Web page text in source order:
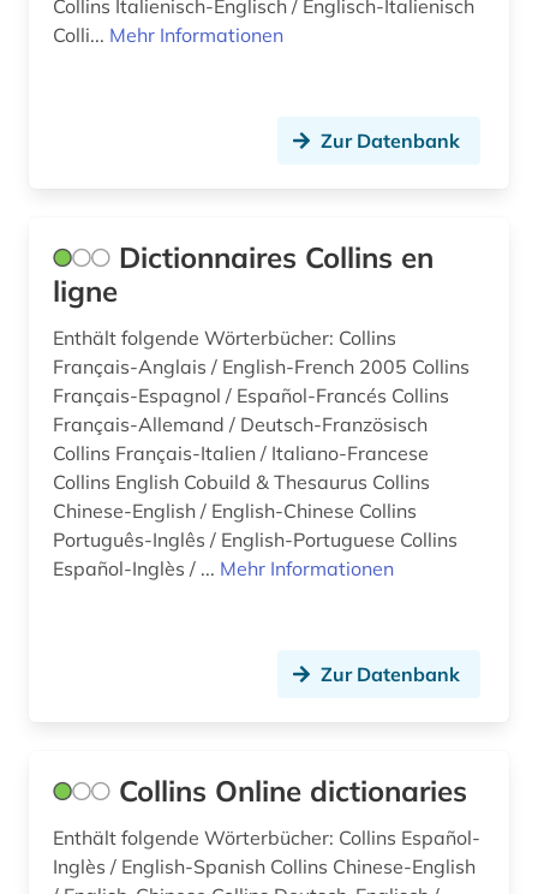
mikroelektronik (1)
mundart (3)
musik (1)
musikdruck (1)
n-gramm (2)
name (2)
naturwissenschaften (1)
nepali (1)
nigeria (1)
onkologie (1)
Collins Italienisch-Englisch / Englisch-Italienisch
Colli... Mehr Informationen
Zur Datenbank
Dictionnaires Collins en
ligne
Enthält folgende Wörterbücher: Collins
Français-Anglais / English-French 2005 Collins
Français-Espagnol / Español-Francés Collins
Français-Allemand / Deutsch-Französisch
Collins Français-Italien / Italiano-Francese
Collins English Cobuild & Thesaurus Collins
Chinese-English / English-Chinese Collins
Português-Inglês / English-Portuguese Collins
Español-Inglès / ... Mehr Informationen
Zur Datenbank
Collins Online dictionaries
Enthält folgende Wörterbücher: Collins Español-
Inglès / English-Spanish Collins Chinese-English